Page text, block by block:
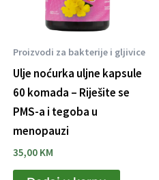
Proizvodi za bakterije i gljivice
Ulje noćurka uljne kapsule
60 komada – Riješite se
PMS-a i tegoba u
menopauzi
35,00 KM